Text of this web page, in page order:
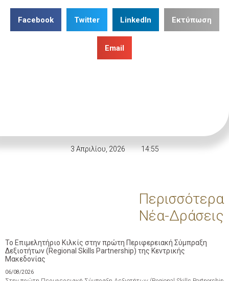
Facebook Twitter LinkedIn Εκτύπωση
Email
3 Απριλίου, 2026 14:55
Περισσότερα
Νέα-Δράσεις
Το Επιμελητήριο Κιλκίς στην πρώτη Περιφερειακή Σύμπραξη
Δεξιοτήτων (Regional Skills Partnership) της Κεντρικής
Μακεδονίας
06/08/2026